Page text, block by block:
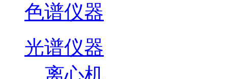
色谱仪器
光谱仪器
离心机